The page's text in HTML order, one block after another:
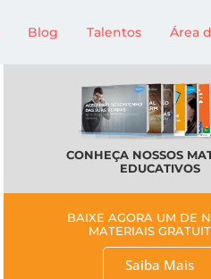
Blog Talentos Área
CONHEÇA NOSSOS
EDUCATIVOS
BAIXE AGORA UM DE
MATERIAIS
Saiba Mais